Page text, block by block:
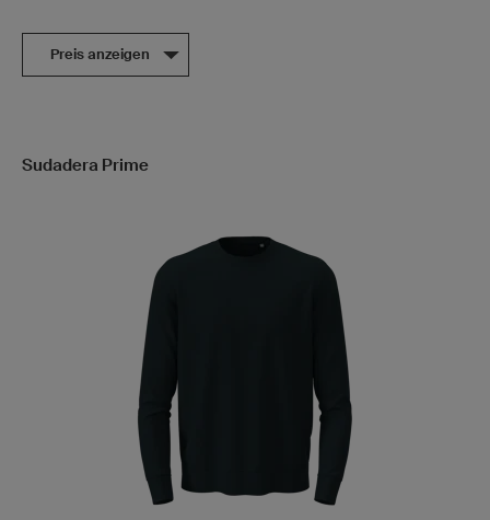
Preis anzeigen
Sudadera Prime